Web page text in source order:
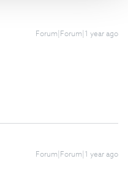
Forum|Forum|1 year ago
Forum|Forum|1 year ago